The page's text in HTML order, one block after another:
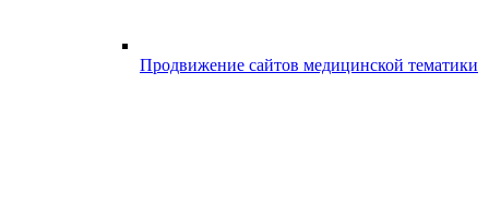
Продвижение сайтов медицинской тематики